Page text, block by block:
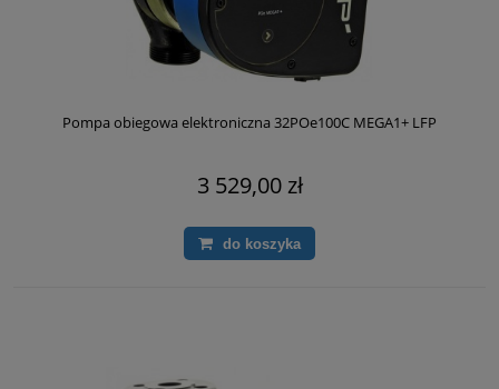
Pompa obiegowa elektroniczna 32POe100C MEGA1+ LFP
3 529,00 zł
do koszyka